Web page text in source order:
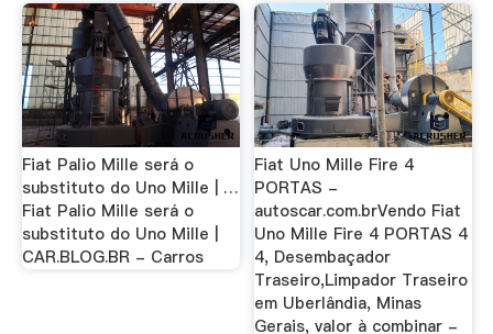
Fiat Palio Mille será o
substituto do Uno Mille | …
Fiat Palio Mille será o
substituto do Uno Mille |
CAR.BLOG.BR - Carros
Fiat Uno Mille Fire 4
PORTAS -
autoscar.com.brVendo Fiat
Uno Mille Fire 4 PORTAS 4
4, Desembaçador
Traseiro,Limpador Traseiro
em Uberlândia, Minas
Gerais, valor à combinar -